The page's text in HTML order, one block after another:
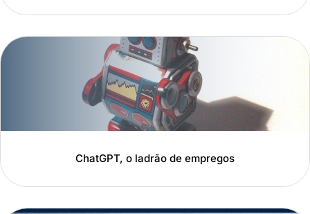
ChatGPT, o ladrão de empregos